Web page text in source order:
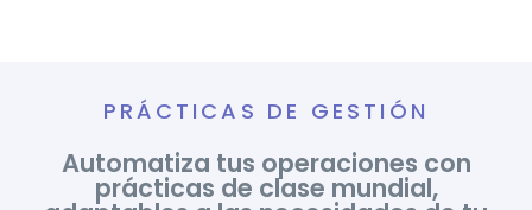
PRÁCTICAS DE GESTIÓN
Automatiza tus operaciones con
prácticas de clase mundial,